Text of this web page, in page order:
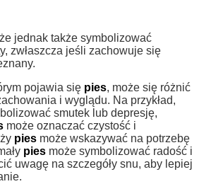
jednak także symbolizować
zwłaszcza jeśli zachowuje się
pojawia się pies, może się różnić
i wyglądu. Na przykład,
smutek lub depresję,
może oznaczać czystość i
pies może wskazywać na potrzebę
pies może symbolizować radość i
uwagę na szczegóły snu, aby lepiej